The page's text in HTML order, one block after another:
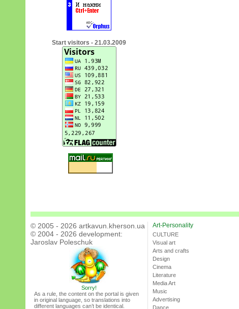
Start visitors - 21.03.2009
© 2005 - 2026 artkavun.kherson.ua
© 2004 - 2026 development:
Jaroslav Poleschuk
Sorry!
As a rule, the content on the portal is given
in original language, so translations into
different languages can’t be identical.
Art-Personality
CULTURE
Visual art
Arts and crafts
Design
Cinema
Literature
Media Art
Music
Advertising
Dance